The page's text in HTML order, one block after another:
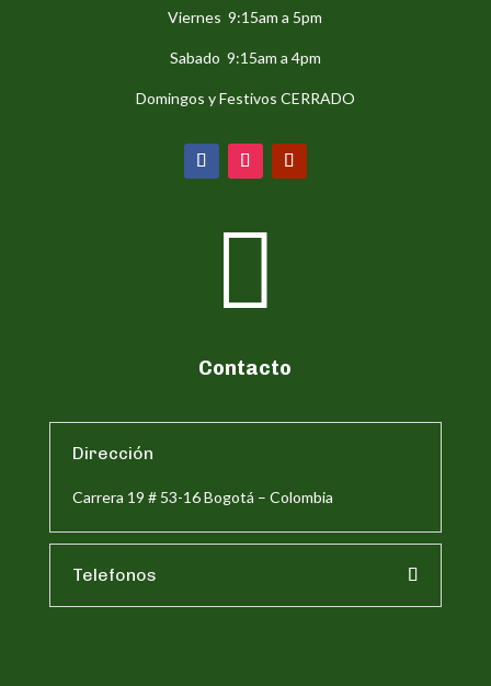
Viernes 9:15am a 5pm
Sabado 9:15am a 4pm
Domingos y Festivos CERRADO

Contacto
Dirección
Carrera 19 # 53-16 Bogotá – Colombia
Telefonos